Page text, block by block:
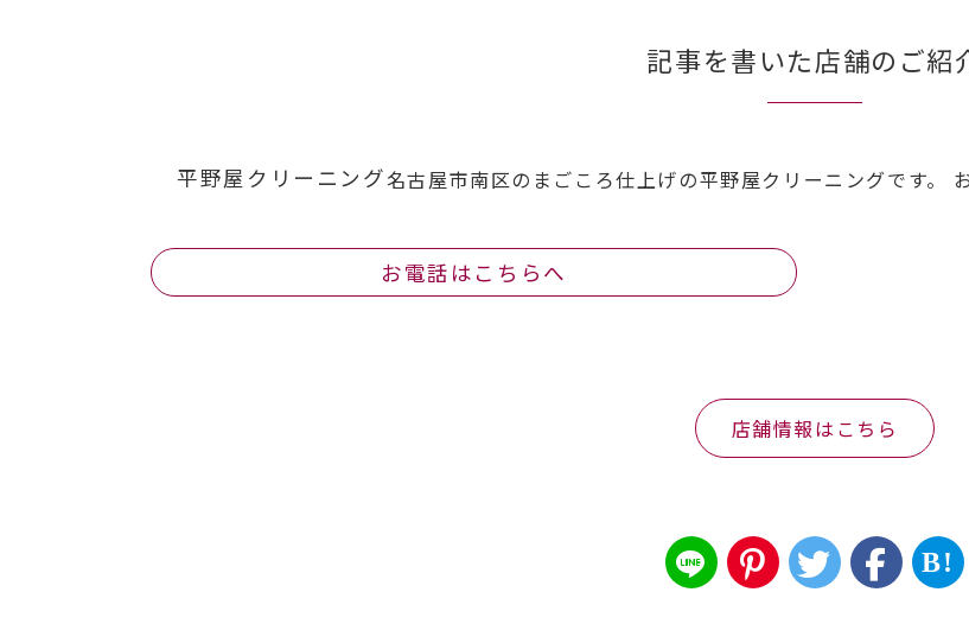
記事を書いた店舗のご紹
平野屋クリーニング名古屋市南区のまごころ仕上げの平野屋クリーニングです。
お電話はこちらへ
店舗情報はこちら
B!